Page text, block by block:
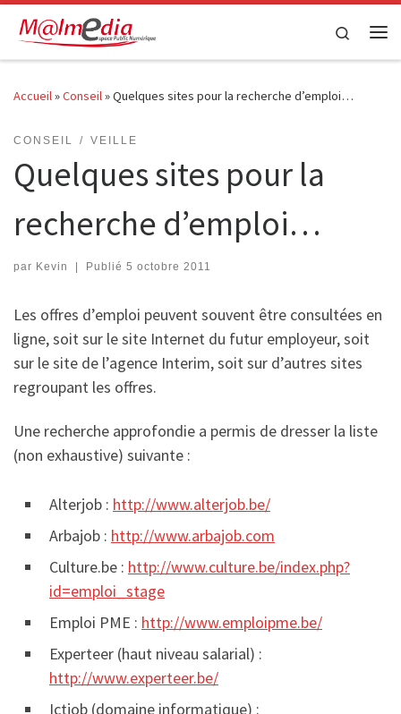
Passer au contenu
Search
Accueil»Conseil»Quelques sites pour la recherche d’emploi…
CONSEIL VEILLE
Quelques sites pour la
recherche d’emploi…
par Kevin | Publié 5 octobre 2011
Les offres d’emploi peuvent souvent être consultées en
ligne, soit sur le site Internet du futur employeur, soit
sur le site de l’agence Interim, soit sur d’autres sites
regroupant les offres.
Une recherche approfondie a permis de dresser la liste
(non exhaustive) suivante :
Alterjob : http://www.alterjob.be/
Arbajob : http://www.arbajob.com
Culture.be : http://www.culture.be/index.php?
id=emploi_stage
Emploi PME : http://www.emploipme.be/
Experteer (haut niveau salarial) :
http://www.experteer.be/
Ictjob (domaine informatique) :